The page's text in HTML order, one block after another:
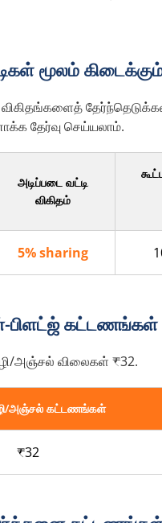
மூலம்
தேர்வு செய்யலாம்.
அடிப்படை வட்டி
விகிதம்
5% sharing
பிளட்ஜ் கட்டணங்கள்
அஞ்சல் விலைகள் ₹32.
அஞ்சல் கட்டணங்கள்
₹32